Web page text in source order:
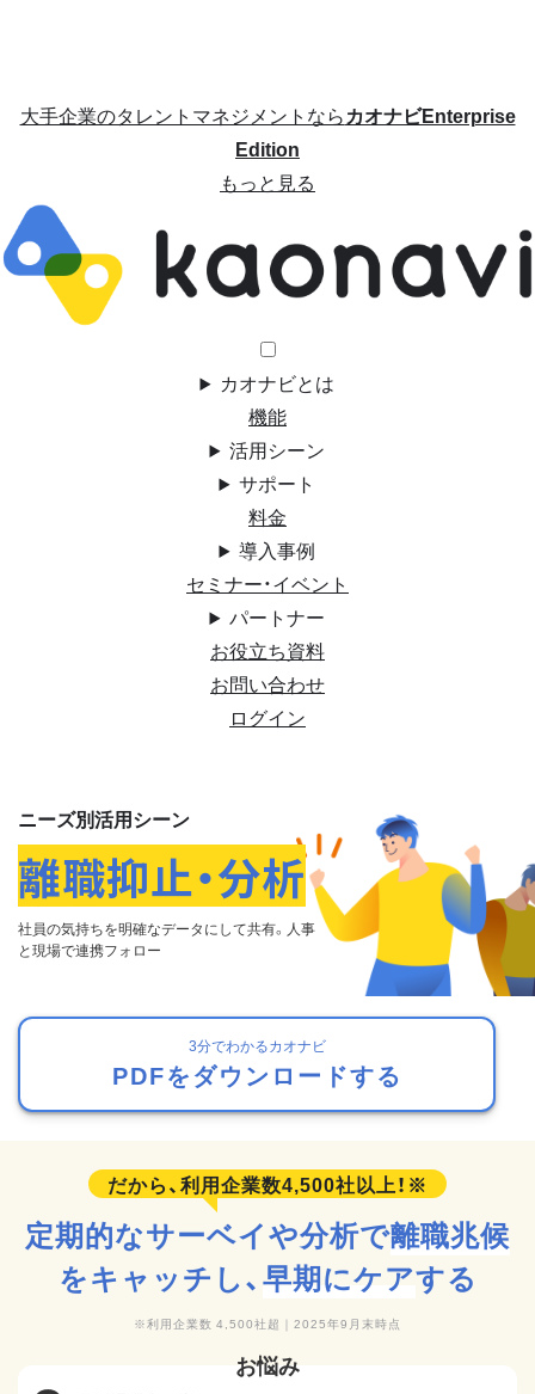
大手企業のタレントマネジメントならカオナビEnterprise
Edition
もっと見る
カオナビとは
機能
活用シーン
サポート
料金
導入事例
セミナー・イベント
パートナー
お役立ち資料
お問い合わせ
ログイン
ニーズ別活用シーン
離職抑止・分析
社員の気持ちを明確なデータにして共有。 ⼈事
と現場で連携フォロー
3分でわかるカオナビ
PDFをダウンロードする
定期的なサーベイや分析で離職兆候
をキャッチし、早期にケアする
利用企業数 4,500社超｜2025年9月末時点